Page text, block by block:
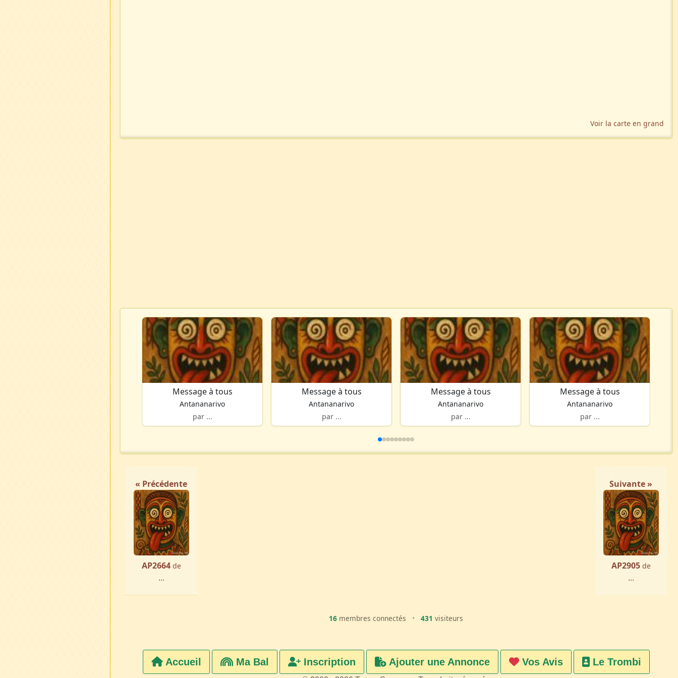
Voir la carte en grand
Message à tous
Antananarivo
par ...
Message à tous
Antananarivo
par ...
Message à tous
Antananarivo
par ...
Message à tous
Antananarivo
par ...
« Précédente
AP2664 de
...
Suivante »
AP2905 de
...
16 membres connectés • 431 visiteurs
Accueil Ma Bal Inscription Ajouter une Annonce Vos Avis Le Trombi